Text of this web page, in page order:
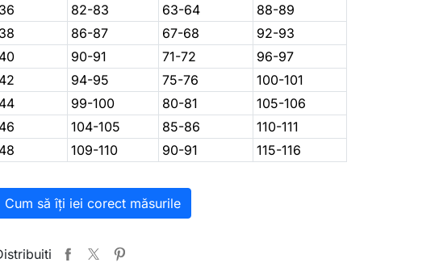
36
82-83 63-64
88-89
38
86-87 67-68
92-93
40
90-91 71-72
96-97
42
94-95 75-76
100-101
44
99-100 80-81
105-106
46
104-105 85-86
110-111
48
109-110 90-91 115-116
Cum să îți iei corect măsurile